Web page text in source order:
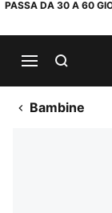
PASSA DA 30 A 60
Bambine